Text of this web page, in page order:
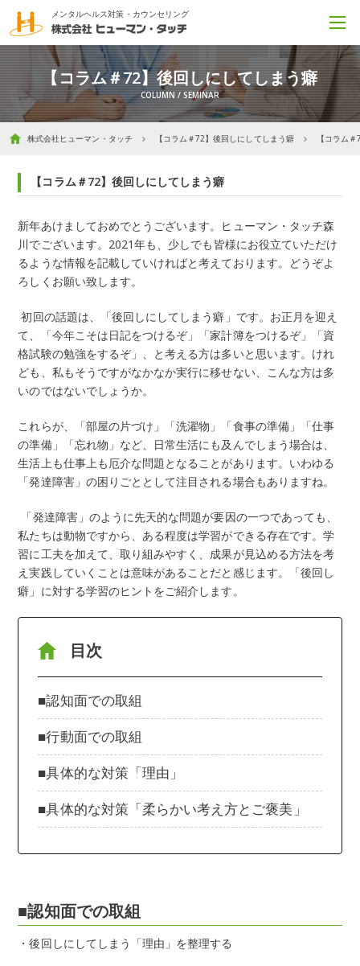
メンタルヘルス対策・カウンセリング
【コラム＃72】後回しにしてしまう癖
株式会社ヒューマン・タッチ 【コラム＃72】後回しにしてしまう癖 【コラム
【コラム＃72】後回しにしてしまう癖
新年あけましておめでとうございます。ヒューマン・タッチ森
川でございます。 2021年も、少しでも皆様にお役立ていただけ
るような情報を記載していければと考えております。どうぞよ
ろしくお願い致します。
初回の話題は、「後回しにしてしまう癖」です。お正月を迎え
て、「今年こそは日記をつけるぞ」「家計簿をつけるぞ」「資
格試験の勉強をするぞ」、と考える方は多いと思います。けれ
ども、私もそうですがなかなか実行に移せない、こんな方は多
いのではないでしょうか。
これらが、「部屋の片づけ」「洗濯物」「食事の準備」「仕事
の準備」「忘れ物」など、日常生活にも及んでしまう場合は、
生活上も仕事上も厄介な問題となることがあります。いわゆる
「発達障害」の困りごととして注目される場合もありますね。
「発達障害」のように先天的な問題が要因の一つであっても、
私たちは動物ですから、ある程度は学習ができる存在です。学
習に工夫を加えて、取り組みやすく、成果が見込める方法を考
え実践していくことは意味があることだと感じます。「後回し
癖」に対する学習のヒントをご紹介します。
目次
■認知面での取組
■行動面での取組
■具体的な対策「理由」
■具体的な対策「柔らかい考え方とご褒美」
■認知面での取組
・後回しにしてしまう「理由」を整理する